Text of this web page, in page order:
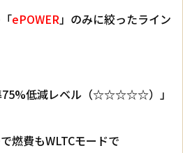
ePOWER」のみに絞ったライン
75%低減レベル（☆☆☆☆☆）」
燃費もWLTCモードで